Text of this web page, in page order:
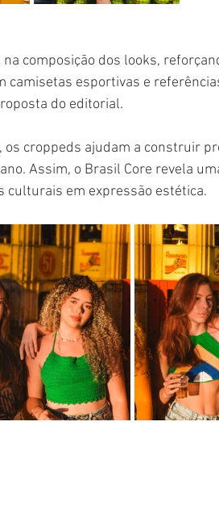
composição dos looks,
camisetas esportivas e
do editorial.
os croppeds ajudam a construir
Assim, o Brasil Core revela
culturais em expressão estética.